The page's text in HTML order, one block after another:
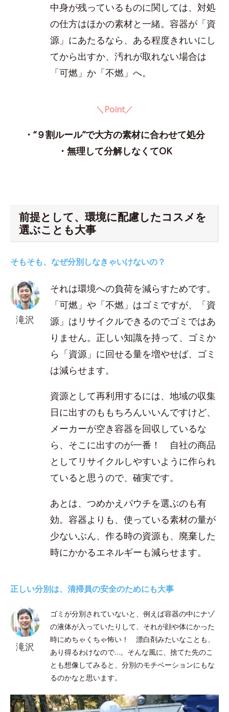
中身が残っているものに関しては、対処
の仕方はほかの素材と一緒。容器が「資
源」にあたるなら、ある程度きれいにし
てから出すか、汚れが取れない場合は
「可燃」か「不燃」へ。
＼Point／
・“９割ルール”で大方の素材に合わせて処分
・無理して分解しなくてOK
前提として、環境に配慮したコスメを
選ぶことも大事
そもそも、なぜ分別しなきゃいけないの？
滝沢
それは環境への負荷を減らすためです。
「可燃」や「不燃」はゴミですが、「資
源」はリサイクルできるのでゴミではあ
りません。正しい知識を持って、ゴミか
ら「資源」に回せる量を増やせば、ゴミ
は減らせます。
資源として再利用するには、地域の収集
日に出すのももちろんいいんですけど、
メーカーが空き容器を回収しているな
ら、そこに出すのが一番！ 自社の商品
としてリサイクルしやすいように作られ
ていると思うので、確実です。
あとは、つめかえパウチを選ぶのも有
効。容器よりも、使っている素材の量が
少ないぶん、作る時の資源も、廃棄した
時にかかるエネルギーも減らせます。
正しい分別は、清掃員の安全のためにも大事
滝沢
ゴミが分別されていないと、例えば容器の中にナゾ
の液体が入っていたりして、それが顔や体にかった
時にめちゃくちゃ怖い！ 漂白剤みたいなことも、
あり得るわけなので…。そんな風に、捨てた先のこ
とも想像してみると、分別のモチベーションにもな
るのかなと思います。